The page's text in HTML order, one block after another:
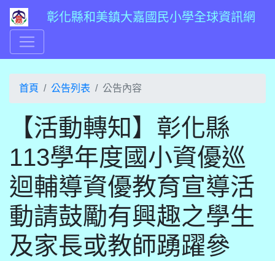
彰化縣和美鎮大嘉國民小學全球資訊網
首頁 公告列表 公告內容
【活動轉知】彰化縣
113學年度國小資優巡
迴輔導資優教育宣導活
動請鼓勵有興趣之學生
及家長或教師踴躍參